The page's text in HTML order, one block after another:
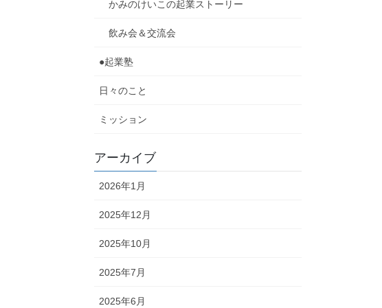
かみのけいこの起業ストーリー
飲み会＆交流会
●起業塾
日々のこと
ミッション
アーカイブ
2026年1月
2025年12月
2025年10月
2025年7月
2025年6月